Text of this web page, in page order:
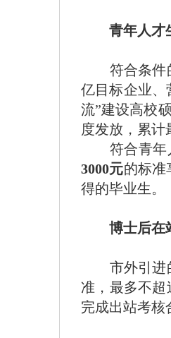
青年人才
符合条件的
亿目标企业、
流”建设高校
度发放，累计
符合青年人
3000元的标准
得的毕业生。
博士后在
市外引进的
准，最多不
完成出站考核